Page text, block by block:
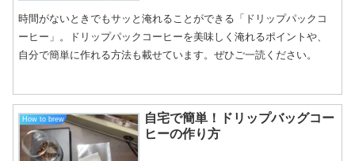
時間がないときでもサッと淹れることができる「ドリップパックコ
ーヒー」。ドリップパックコーヒーを美味しく淹れるポイントや、
自分で簡単に作れる方法も載せています。ぜひご一読ください。
How to brew
自宅で簡単！ドリップバッグコー
ヒーの作り方